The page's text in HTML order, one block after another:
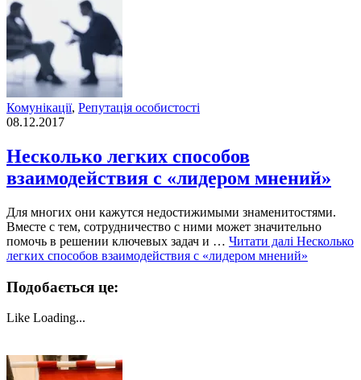
Комунікації, Репутація особистості
08.12.2017
Несколько легких способов
взаимодействия с «лидером мнений»
Для многих они кажутся недостижимыми знаменитостями.
Вместе с тем, сотрудничество с ними может значительно
помочь в решении ключевых задач и … Читати далі Несколько
легких способов взаимодействия с «лидером мнений»
Подобається це:
Like Loading...